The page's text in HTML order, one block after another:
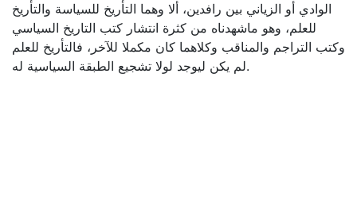
الوادي أو الزياني بين رافدين، ألا وهما التأريخ للسياسة والتأريخ
للعلم، وهو ماشهدناه من كثرة انتشار كتب التاريخ السياسي
وكتب التراجم والمناقب وكلاهما كان مكملا للآخر، فالتأريخ للعلم
لم يكن ليوجد لولا تشجيع الطبقة السياسية له.